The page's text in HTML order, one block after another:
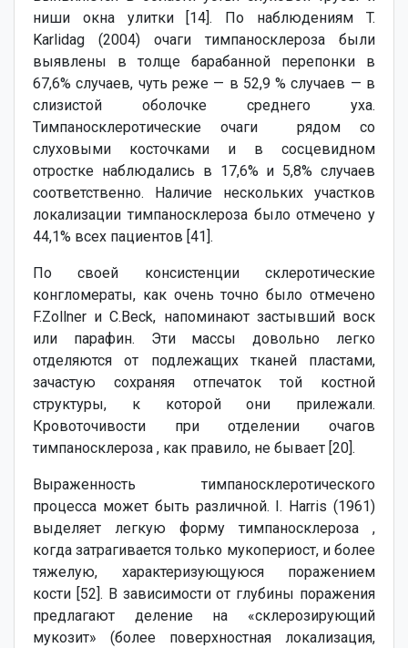
ниши окна улитки [14]. По наблюдениям T.
Karlidag (2004) очаги тимпаносклероза были
выявлены в толще барабанной перепонки в
67,6% случаев, чуть реже — в 52,9 % случаев — в
слизистой оболочке среднего уха.
Тимпаносклеротические очаги рядом со
слуховыми косточками и в сосцевидном
отростке наблюдались в 17,6% и 5,8% случаев
соответственно. Наличие нескольких участков
локализации тимпаносклероза было отмечено у
44,1% всех пациентов [41].
По своей консистенции склеротические
конгломераты, как очень точно было отмечено
F.Zollner и C.Beck, напоминают застывший воск
или парафин. Эти массы довольно легко
отделяются от подлежащих тканей пластами,
зачастую сохраняя отпечаток той костной
структуры, к которой они прилежали.
Кровоточивости при отделении очагов
тимпаносклероза , как правило, не бывает [20].
Выраженность тимпаносклеротического
процесса может быть различной. I. Harris (1961)
выделяет легкую форму тимпаносклероза ,
когда затрагивается только мукопериост, и более
тяжелую, характеризующуюся поражением
кости [52]. В зависимости от глубины поражения
предлагают деление на «склерозирующий
мукозит» (более поверхностная локализация,